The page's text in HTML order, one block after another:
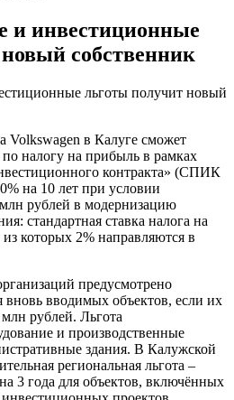
и инвестиционные
собственник
Volkswagen в Калуге сможет
по налогу на прибыль в рамках
контракта» (СПИК
на 10 лет при условии
рублей в модернизацию
стандартная ставка налога на
которых 2% направляются в
предусмотрено
вновь вводимых объектов, если их
рублей. Льгота
и производственные
здания. В Калужской
региональная льгота –
3 года для объектов, включённых